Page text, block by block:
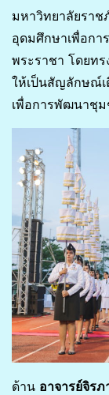
มหาวิทยาลัยราช
อุดมศึกษาเพื่อก
พระราชา โดยท
ให้เป็นสัญลักษณ์
เพื่อการพัฒนาชุ
ด้าน อาจารย์จิรภ